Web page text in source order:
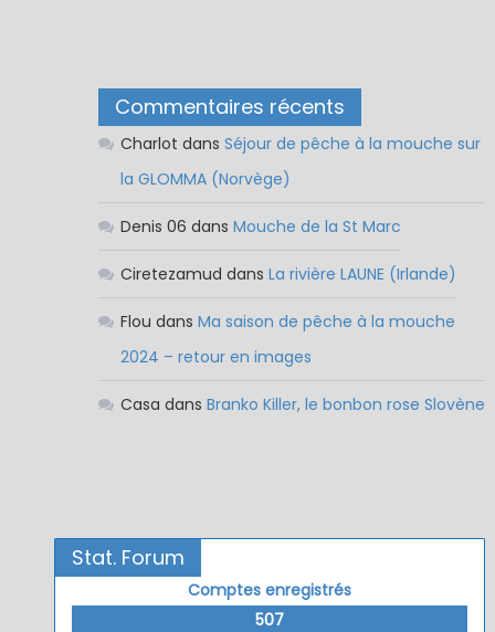
Commentaires récents
Charlot dans Séjour de pêche à la mouche sur
la GLOMMA (Norvège)
Denis 06 dans Mouche de la St Marc
Ciretezamud dans La rivière LAUNE (Irlande)
Flou dans Ma saison de pêche à la mouche
2024 – retour en images
Casa dans Branko Killer, le bonbon rose Slovène
Stat. Forum
Comptes enregistrés
507